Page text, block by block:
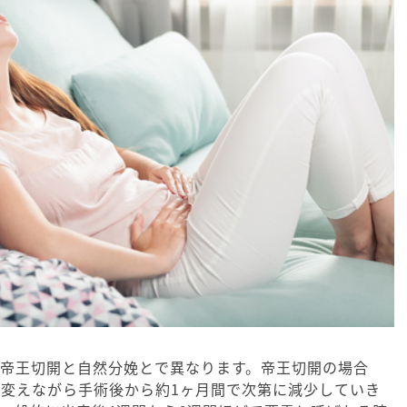
王切開と自然分娩とで異なります。帝王切開の場合
えながら手術後から約1ヶ月間で次第に減少していき